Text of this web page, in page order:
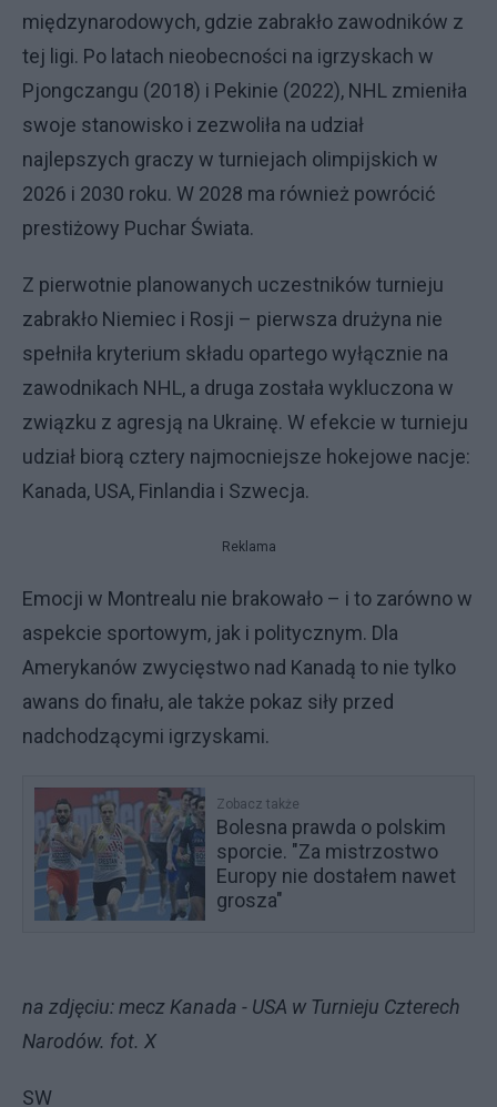
międzynarodowych, gdzie zabrakło zawodników z
tej ligi. Po latach nieobecności na igrzyskach w
Pjongczangu (2018) i Pekinie (2022), NHL zmieniła
swoje stanowisko i zezwoliła na udział
najlepszych graczy w turniejach olimpijskich w
2026 i 2030 roku. W 2028 ma również powrócić
prestiżowy Puchar Świata.
Z pierwotnie planowanych uczestników turnieju
zabrakło Niemiec i Rosji – pierwsza drużyna nie
spełniła kryterium składu opartego wyłącznie na
zawodnikach NHL, a druga została wykluczona w
związku z agresją na Ukrainę. W efekcie w turnieju
udział biorą cztery najmocniejsze hokejowe nacje:
Kanada, USA, Finlandia i Szwecja.
Reklama
Emocji w Montrealu nie brakowało – i to zarówno w
aspekcie sportowym, jak i politycznym. Dla
Amerykanów zwycięstwo nad Kanadą to nie tylko
awans do finału, ale także pokaz siły przed
nadchodzącymi igrzyskami.
Zobacz także
Bolesna prawda o polskim
sporcie. "Za mistrzostwo
Europy nie dostałem nawet
grosza"
na zdjęciu: mecz Kanada - USA w Turnieju Czterech
Narodów. fot. X
SW